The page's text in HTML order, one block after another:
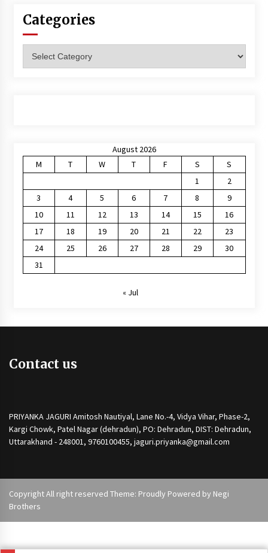
Categories
August 2026
M
T W T F S
S
1
2
3
4 5 6 7 8
9
10
11 12 13 14 15
16
17
18 19 20 21 22
23
24
25 26 27 28 29
30
31
« Jul
Contact us
PRIYANKA JAGURI Amitosh Nautiyal, Lane No.-4, Vidya Vihar, Phase-2,
Kargi Chowk, Patel Nagar (dehradun), PO: Dehradun, DIST: Dehradun,
Uttarakhand - 248001, 9760100455, jaguri.priyanka@gmail.com
Copyright All right reserved Theme: Proudly Powered by Negi
Brothers